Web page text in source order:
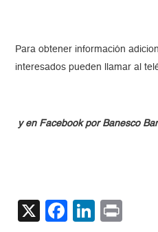
Para obtener información
interesados pueden llamar al
y en Facebook por Banesco
X Facebook